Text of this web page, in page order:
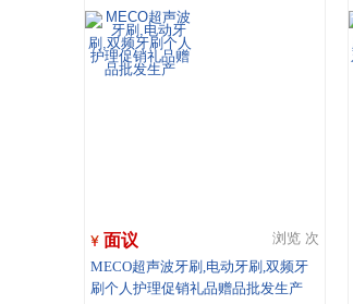
面议 浏览 次
MECO超声波牙刷,电动牙刷,双频牙
刷个人护理促销礼品赠品批发生产